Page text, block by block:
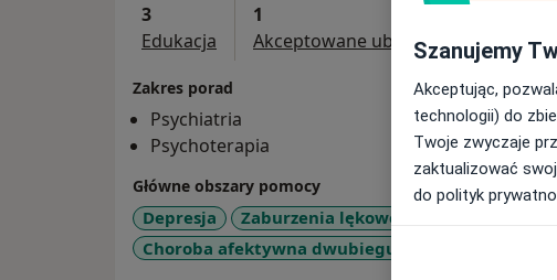
3
Edukacja
1
Akceptowane ubezpieczenia
Zakres porad
Psychiatria
Psychoterapia
Główne obszary pomocy
Depresja Zaburzenia lękowe
Choroba afektywna dwubiegunowa
Szanujemy
Akceptując,
technologii) do
Twoje zwyczaje
zaktualizować
do polityk